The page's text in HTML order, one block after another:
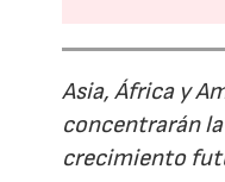
Asia, África y
concentrarán
crecimiento